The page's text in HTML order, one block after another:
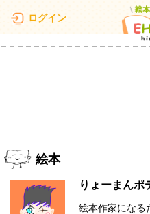
ログイン
絵本
りょーまんポ
絵本作家になる